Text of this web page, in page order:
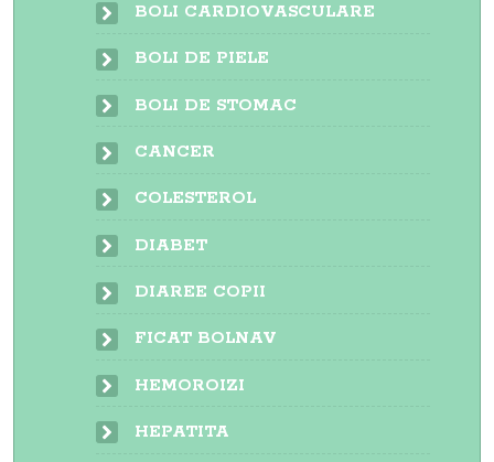
BOLI CARDIOVASCULARE
BOLI DE PIELE
BOLI DE STOMAC
CANCER
COLESTEROL
DIABET
DIAREE COPII
FICAT BOLNAV
HEMOROIZI
HEPATITA